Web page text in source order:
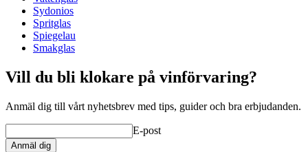
Sydonios
Spritglas
Spiegelau
Smakglas
Vill du bli klokare på vinförvaring?
Anmäl dig till vårt nyhetsbrev med tips, guider och bra erbjudanden.
E-post
Anmäl dig